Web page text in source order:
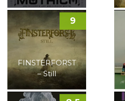
FINSTERFORST
– Still
9